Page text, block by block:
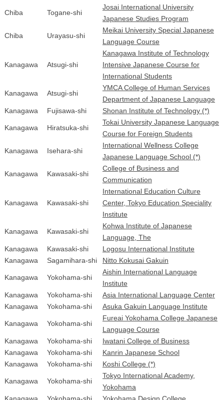
Chiba Togane-shi
Josai International University
Japanese Studies Program
Chiba Urayasu-shi
Meikai University Special Japanese
Language Course
Kanagawa Atsugi-shi
Kanagawa Institute of Technology
Intensive Japanese Course for
International Students
Kanagawa Atsugi-shi
YMCA College of Human Services
Department of Japanese Language
Kanagawa
Fujisawa-shi Shonan Institute of Technology (*)
Kanagawa Hiratsuka-shi
Tokai University Japanese Language
Course for Foreign Students
Kanagawa Isehara-shi
International Wellness College
Japanese Language School (*)
Kanagawa Kawasaki-shi
College of Business and
Communication
Kanagawa Kawasaki-shi
International Education Culture
Center, Tokyo Education Speciality
Institute
Kanagawa Kawasaki-shi
Kohwa Institute of Japanese
Language, The
Kanagawa
Kawasaki-shi
Logosu International Institute
Kanagawa
Sagamihara-shi Nitto Kokusai Gakuin
Kanagawa Yokohama-shi
Aishin International Language
Institute
Kanagawa
Yokohama-shi
Asia International Language Center
Kanagawa
Yokohama-shi Asuka Gakuin Language Institute
Kanagawa Yokohama-shi
Fureai Yokohama College Japanese
Language Course
Kanagawa
Yokohama-shi
Iwatani College of Business
Kanagawa
Yokohama-shi
Kanrin Japanese School
Kanagawa
Yokohama-shi Koshi College (*)
Kanagawa Yokohama-shi
Tokyo International Academy,
Yokohama